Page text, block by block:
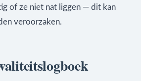
of ze niet nat liggen — dit kan
veroorzaken.